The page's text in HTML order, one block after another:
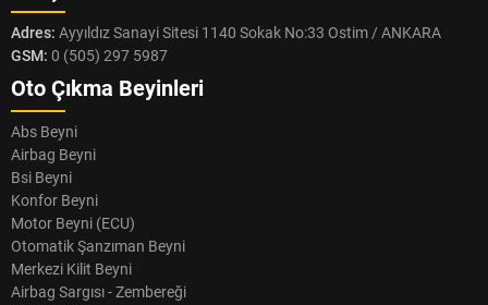
Adres: Ayyıldız Sanayi Sitesi 1140 Sokak No:33 Ostim / ANKARA
GSM: 0 (505) 297 5987
Oto Çıkma Beyinleri
Abs Beyni
Airbag Beyni
Bsi Beyni
Konfor Beyni
Motor Beyni (ECU)
Otomatik Şanzıman Beyni
Merkezi Kilit Beyni
Airbag Sargısı - Zembereği